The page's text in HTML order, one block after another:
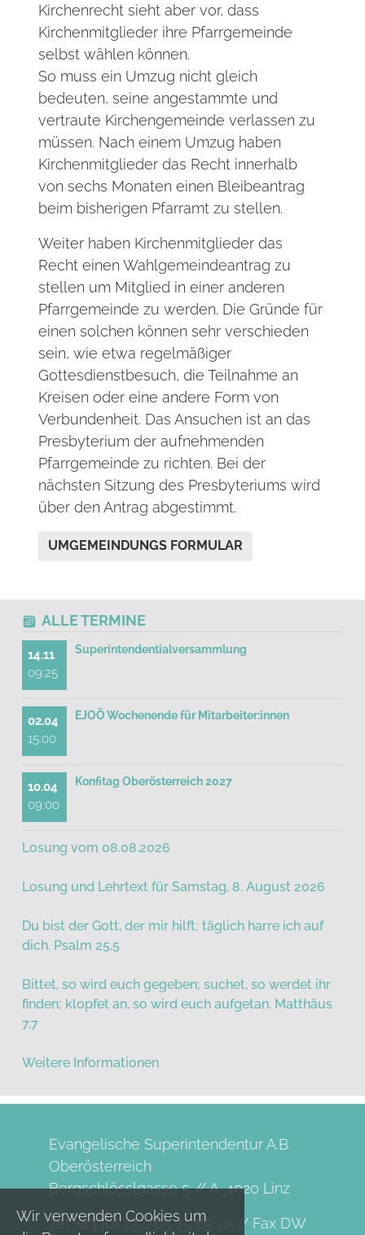
Wir verwenden Cookies um
Kirchenrecht sieht aber vor, dass
Kirchenmitglieder ihre Pfarrgemeinde
selbst wählen können.
So muss ein Umzug nicht gleich
bedeuten, seine angestammte und
vertraute Kirchengemeinde verlassen zu
müssen. Nach einem Umzug haben
Kirchenmitglieder das Recht innerhalb
von sechs Monaten einen Bleibeantrag
beim bisherigen Pfarramt zu stellen.
Weiter haben Kirchenmitglieder das
Recht einen Wahlgemeindeantrag zu
stellen um Mitglied in einer anderen
Pfarrgemeinde zu werden. Die Gründe für
einen solchen können sehr verschieden
sein, wie etwa regelmäßiger
Gottesdienstbesuch, die Teilnahme an
Kreisen oder eine andere Form von
Verbundenheit. Das Ansuchen ist an das
Presbyterium der aufnehmenden
Pfarrgemeinde zu richten. Bei der
nächsten Sitzung des Presbyteriums wird
über den Antrag abgestimmt.
UMGEMEINDUNGS FORMULAR
ALLE TERMINE
14.11
09:25
Superintendentialversammlung
02.04
15:00
EJOÖ Wochenende für Mitarbeiter:innen
10.04
09:00
Konfitag Oberösterreich 2027
Losung vom 08.08.2026
Losung und Lehrtext für Samstag, 8. August 2026
Du bist der Gott, der mir hilft; täglich harre ich auf
dich. Psalm 25,5
Bittet, so wird euch gegeben; suchet, so werdet ihr
finden; klopfet an, so wird euch aufgetan. Matthäus
7,7
Weitere Informationen
Evangelische Superintendentur A.B.
Oberösterreich
Bergschlösslgasse 5 // A-4020 Linz
Tel. +43 (0) 732/65 75 65 -0 // Fax DW